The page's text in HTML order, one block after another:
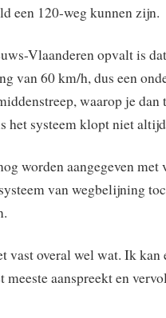
een 120-weg kunnen zijn.
Vlaanderen opvalt is
van 60 km/h, dus een
waarop je
het systeem klopt niet
worden aangegeven met
van wegbelijning
vast overal wel wat. Ik
aanspreekt en